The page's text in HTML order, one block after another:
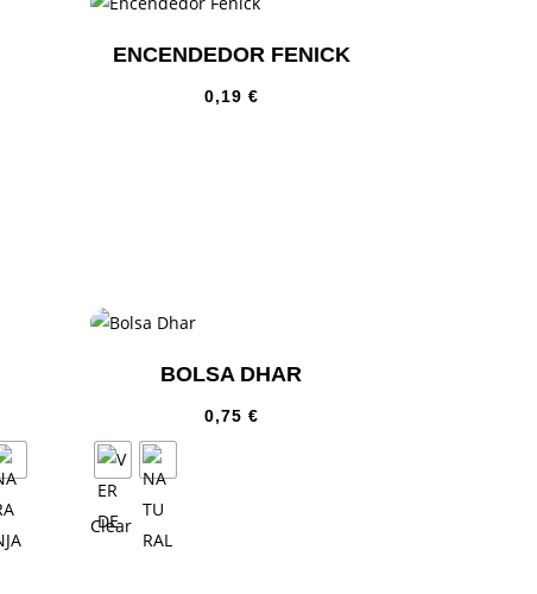
ENCENDEDOR FENICK
0,19 €
BOLSA DHAR
0,75 €
Clear